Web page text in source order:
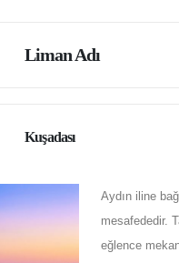
Liman Adı
Kuşadası
Aydın iline
mesafededir.
eğlence